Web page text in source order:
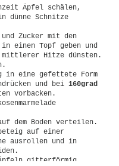
Äpfel schälen,
dünne Schnitze
Zucker mit den
einen Topf geben und
mittlerer Hitze dünsten.
in eine gefettete Form
und bei 160grad
vorbacken.
dem Boden verteilen.
auf einer
ausrollen und in
gitterförmig